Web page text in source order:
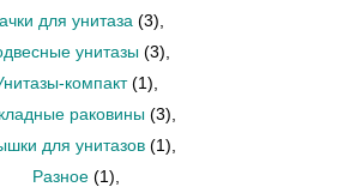
для унитаза (3)
унитазы (3)
компакт (1)
раковины (3)
для унитазов (1)
Разное (1)